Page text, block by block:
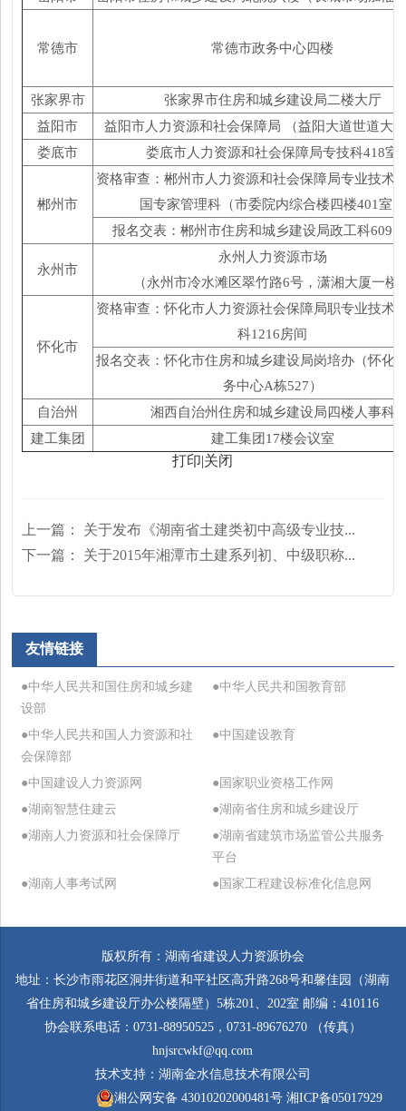
常德市 常德市政务中心四楼
张家界市
张家界市住房和城乡建设局二楼大厅
益阳市
益阳市人力资源和社会保障局
（益阳大道世道大厦
娄底市
娄底市人力资源和社会保障局专技科418室
郴州市
资格审查：郴州市人力资源和社会保障局专业技术
国专家管理科（市委院内综合楼四楼401室）
报名交表：郴州市住房和城乡建设局政工科609
永州市
永州人力资源市场
（永州市冷水滩区翠竹路6号，潇湘大厦一楼
怀化市
资格审查：怀化市人力资源社会保障局职专业技术
科1216房间
报名交表：怀化市住房和城乡建设局岗培办（怀化
务中心A栋527）
自治州
湘西自治州住房和城乡建设局四楼人事科
建工集团
建工集团 17楼会议室
打印|关闭
上一篇：
关于发布《湖南省土建类初中高级专业技...
下一篇：
关于2015年湘潭市土建系列初、中级职称...
友情链接
●中华人民共和国住房和城乡建
设部
●中华人民共和国教育部
●中华人民共和国人力资源和社
会保障部
●中国建设教育
●中国建设人力资源网
●国家职业资格工作网
●湖南智慧住建云
●湖南省住房和城乡建设厅
●湖南人力资源和社会保障厅
●湖南省建筑市场监管公共服务
平台
●湖南人事考试网
●国家工程建设标准化信息网
版权所有：湖南省建设人力资源协会
地址：长沙市雨花区洞井街道和平社区高升路268号和馨佳园（湖南
省住房和城乡建设厅办公楼隔壁）5栋201、202室 邮编：410116
协会联系电话：0731-88950525，0731-89676270 （传真）
hnjsrcwkf@qq.com
技术支持： 湖南金水信息技术有限公司
湘公网安备 43010202000481号 湘ICP备05017929